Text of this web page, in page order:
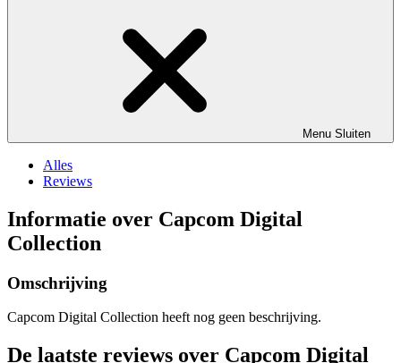
Menu Sluiten
Alles
Reviews
Informatie over Capcom Digital
Collection
Omschrijving
Capcom Digital Collection heeft nog geen beschrijving.
De laatste reviews over Capcom Digital